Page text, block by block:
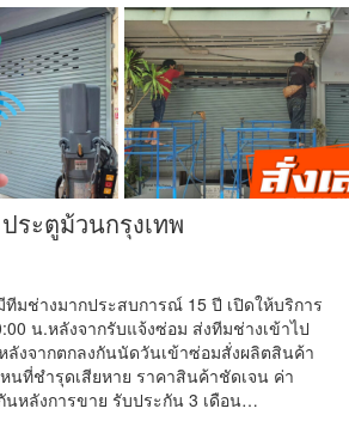
ระตูม้วนกรุงเทพ
มช่างมากประสบการณ์ 15 ปี เปิดให้บริการ
น.หลังจากรับแจ้งซ่อม ส่งทีมช่างเข้าไป
ลังจากตกลงกันนัดวันเข้าซ่อมสั่งผลิตสินค้า
นที่ชำรุดเสียหาย ราคาสินค้าชัดเจน ค่า
นหลังการขาย รับประกัน 3 เดือน…